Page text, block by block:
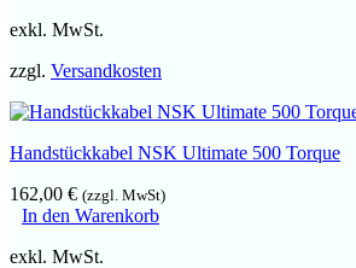
exkl. MwSt.
zzgl. Versandkosten
Handstückkabel NSK Ultimate 500 Torque
162,00 € (zzgl. MwSt)
In den Warenkorb
exkl. MwSt.